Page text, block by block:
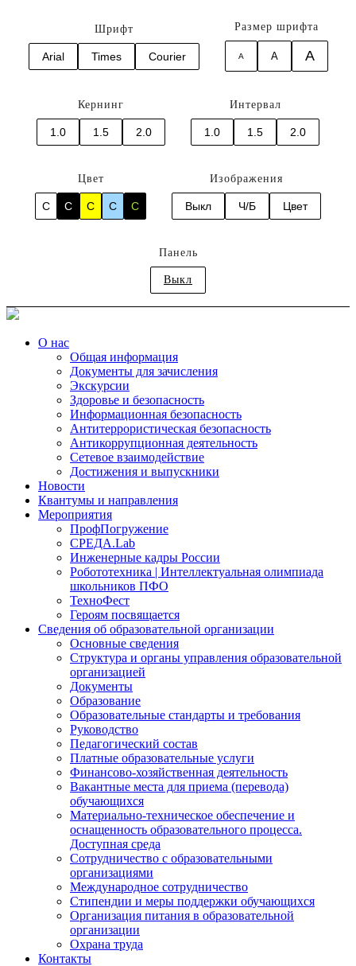
Шрифт
Arial Times Courier
Размер шрифта
A A A
Кернинг
1.0 1.5 2.0
Интервал
1.0 1.5 2.0
Цвет
C C C C C
Изображения
Выкл Ч/Б Цвет
Панель
Выкл
О нас
Общая информация
Документы для зачисления
Экскурсии
Здоровье и безопасность
Информационная безопасность
Антитеррористическая безопасность
Антикоррупционная деятельность
Сетевое взаимодействие
Достижения и выпускники
Новости
Квантумы и направления
Мероприятия
ПрофПогружение
СРЕДА.Lab
Инженерные кадры России
Робототехника | Интеллектуальная олимпиада
школьников ПФО
ТехноФест
Героям посвящается
Сведения об образовательной организации
Основные сведения
Структура и органы управления образовательной
организацией
Документы
Образование
Образовательные стандарты и требования
Руководство
Педагогический состав
Платные образовательные услуги
Финансово-хозяйственная деятельность
Вакантные места для приема (перевода)
обучающихся
Материально-техническое обеспечение и
оснащенность образовательного процесса.
Доступная среда
Сотрудничество с образовательными
организациями
Международное сотрудничество
Стипендии и меры поддержки обучающихся
Организация питания в образовательной
организации
Охрана труда
Контакты